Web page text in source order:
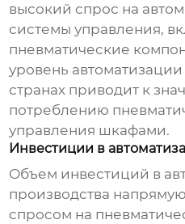
высокий спрос на
системы управления,
пневматические
уровень
странах приводит к
потреблению
управления шкафами.
Инвестиции в
Объем инвестиций в
производства
спросом на